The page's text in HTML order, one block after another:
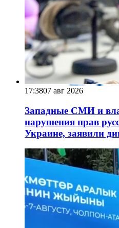
17:3807 авг 2026
Западные СМИ и
нарушения прав
Украине, заявили